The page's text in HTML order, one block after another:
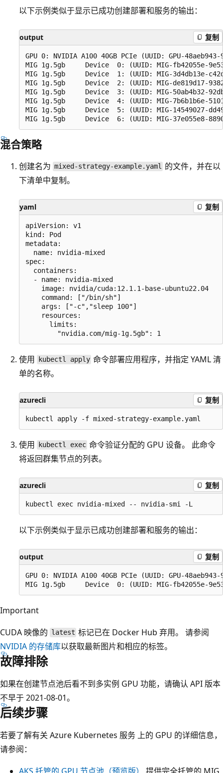
以下示例类似于显示已成功创建部署和服务的输出：
output 复制
GPU 0: NVIDIA A100 40GB PCIe (UUID: GPU-
MIG 1g.5gb     Device  0: (UUID: MIG-fb42055e-
MIG 1g.5gb     Device  1: (UUID: MIG-3d4db13e-
MIG 1g.5gb     Device  2: (UUID: MIG-de819d17-
MIG 1g.5gb     Device  3: (UUID: MIG-50ab4b32-
MIG 1g.5gb     Device  4: (UUID: MIG-7b6b1b6e-
MIG 1g.5gb     Device  5: (UUID: MIG-14549027-
混合策略
创建名为 mixed-strategy-example.yaml 的文件，并在以
下清单中复制。
yaml 复制
apiVersion: v1
kind: Pod
metadata:
  name: nvidia-mixed
spec:
  containers:
  - name: nvidia-mixed
    image: nvidia/cuda:12.1.1-base-ubuntu22.04
    command: ["/bin/sh"]
    args: ["-c","sleep 100"]
    resources:
      limits:
使用 kubectl apply 命令部署应用程序，并指定 YAML 清
单的名称。
azurecli 复制
使用 kubectl exec 命令验证分配的 GPU 设备。 此命令
将返回群集节点的列表。
azurecli 复制
以下示例类似于显示已成功创建部署和服务的输出：
output 复制
GPU 0: NVIDIA A100 40GB PCIe (UUID: GPU-
Important
CUDA 映像的 latest 标记已在 Docker Hub 弃用。 请参阅
NVIDIA 的存储库以获取最新图片和相应的标签。
故障排除
如果在创建节点池后看不到多实例 GPU 功能，请确认 API 版本
不早于 2021-08-01。
后续步骤
若要了解有关 Azure Kubernetes 服务 上的 GPU 的详细信息，
请参阅：
AKS 托管的 GPU 节点池（预览版）
提供完全托管的 MIG